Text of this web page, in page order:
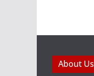
About Us